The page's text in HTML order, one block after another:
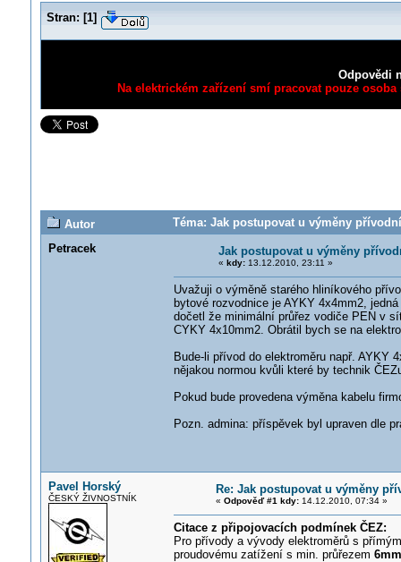
Stran: [1]
Odpovědi
Na elektrickém zařízení smí pracovat pouze
Autor
Téma: Jak postupovat u výměny
Petracek
Jak postupovat u výměny
« kdy:13.12.2010, 23:11 »
Uvažuji o výměně starého hliníkového
bytové rozvodnice je AYKY 4x4mm2,
dočetl že minimální průřez vodiče PEN v
CYKY 4x10mm2. Obrátil bych se na
Bude-li přívod do elektroměru např. AYKY
nějakou normou kvůli které by technik
Pokud bude provedena výměna kabelu
Pozn. admina: příspěvek byl upraven dle
Pavel Horský
ČESKÝ ŽIVNOSTNÍK
Re: Jak postupovat u výměny
« Odpověď #1 kdy:14.12.2010, 07:34 »
Citace z připojovacích podmínek ČEZ:
Pro přívody a vývody elektroměrů s
proudovému zatížení s min. průřezem